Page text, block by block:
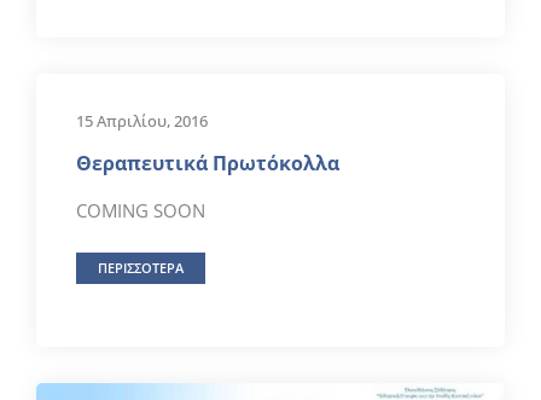
15 Απριλίου, 2016
Θεραπευτικά Πρωτόκολλα
COMING SOON
ΠΕΡΙΣΣΟΤΕΡΑ